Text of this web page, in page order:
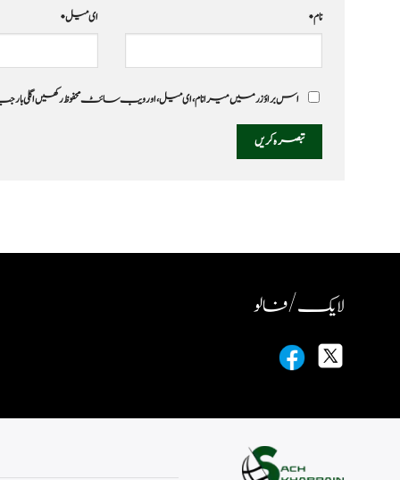
نام* ای میل*
اس براؤزر میں میرا نام، ای میل، اور ویب سائٹ محفوظ رکھیں اگلی
لایک / فالو